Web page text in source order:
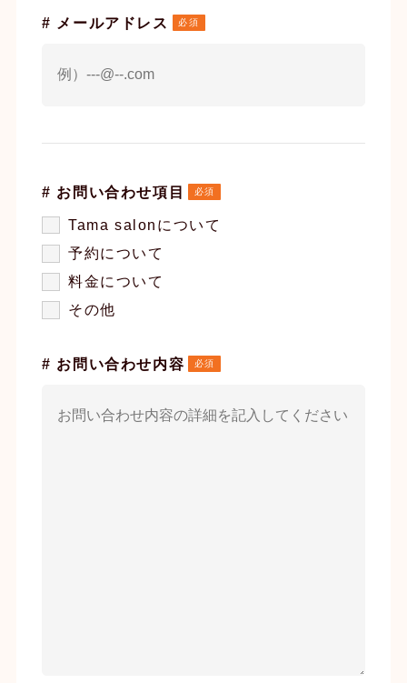
# メールアドレス
# お問い合わせ項目
Tama salonについて
予約について
料金について
その他
# お問い合わせ内容